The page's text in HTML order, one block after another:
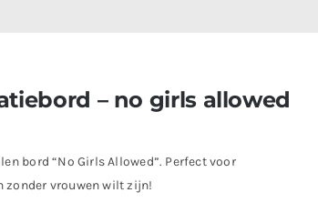
– no girls allowed
bord “No Girls Allowed”. Perfect voor
zonder vrouwen wilt zijn!